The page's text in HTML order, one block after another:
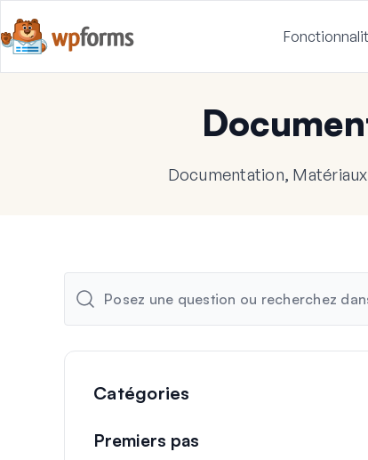
Documentation,
Catégories
Premiers pas